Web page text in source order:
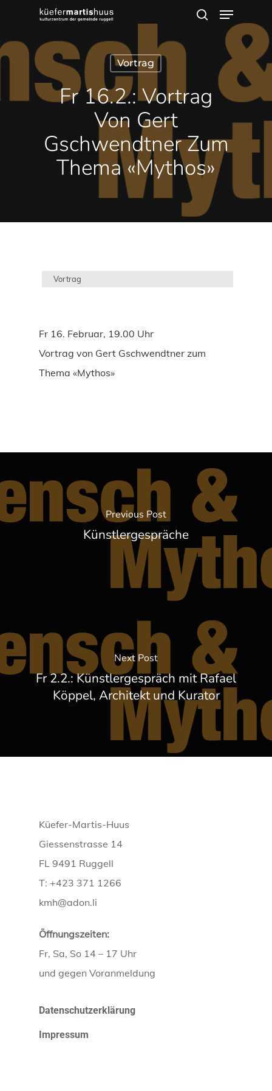
main
search
Menu
Vortrag
Fr 16.2.: Vortrag
Von Gert
Gschwendtner Zum
Thema «Mythos»
Vortrag
Fr 16. Februar, 19.00 Uhr
Vortrag von Gert Gschwendtner zum
Thema «Mythos»
Previous Post
Künstlergespräche
Next Post
Fr 2.2.: Künstlergespräch mit Rafael
Köppel, Architekt und Kurator
Küefer-Martis-Huus
Giessenstrasse 14
FL 9491 Ruggell
T: +423 371 1266
kmh@adon.li
Öffnungszeiten:
Fr, Sa, So 14 – 17 Uhr
und gegen Voranmeldung
Datenschutzerklärung
Impressum